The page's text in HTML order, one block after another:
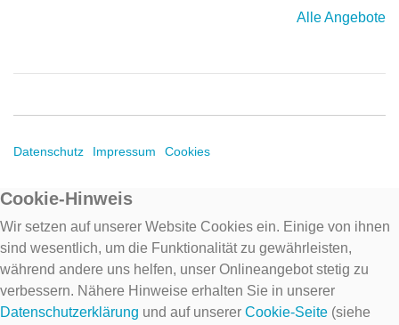
Alle Angebote
Datenschutz Impressum Cookies
Cookie-Hinweis
Wir setzen auf unserer Website Cookies ein. Einige von ihnen
sind wesentlich, um die Funktionalität zu gewährleisten,
während andere uns helfen, unser Onlineangebot stetig zu
verbessern. Nähere Hinweise erhalten Sie in unserer
Datenschutzerklärung und auf unserer Cookie-Seite (siehe